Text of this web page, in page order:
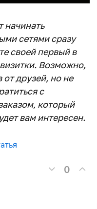
начинать
сетями сразу
своей первый в
Возможно,
от друзей, но не
с
который
вам интересен.
0